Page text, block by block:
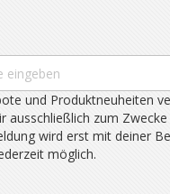
und Produktneuheiten
ausschließlich zum
wird erst mit deiner
möglich.